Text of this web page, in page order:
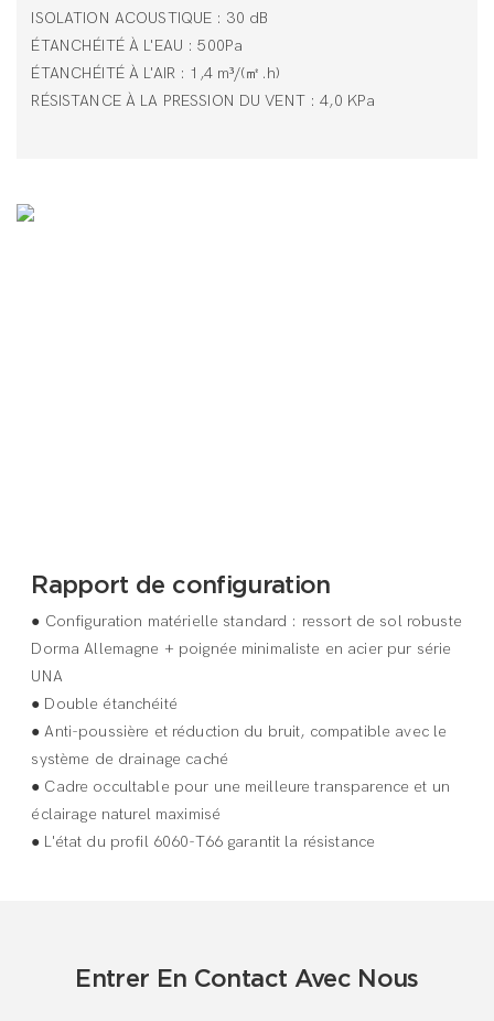
ISOLATION ACOUSTIQUE : 30 dB
ÉTANCHÉITÉ À L'EAU : 500Pa
ÉTANCHÉITÉ À L'AIR : 1,4 m³/(㎡.h)
RÉSISTANCE À LA PRESSION DU VENT : 4,0 KPa
Rapport de configuration
● Configuration matérielle standard : ressort de sol robuste
Dorma Allemagne + poignée minimaliste en acier pur série
UNA
● Double étanchéité
●Anti-poussière et réduction du bruit, compatible avec le
système de drainage caché
● Cadre occultable pour une meilleure transparence et un
éclairage naturel maximisé
● L'état du profil 6060-T66 garantit la résistance
Entrer En Contact Avec Nous